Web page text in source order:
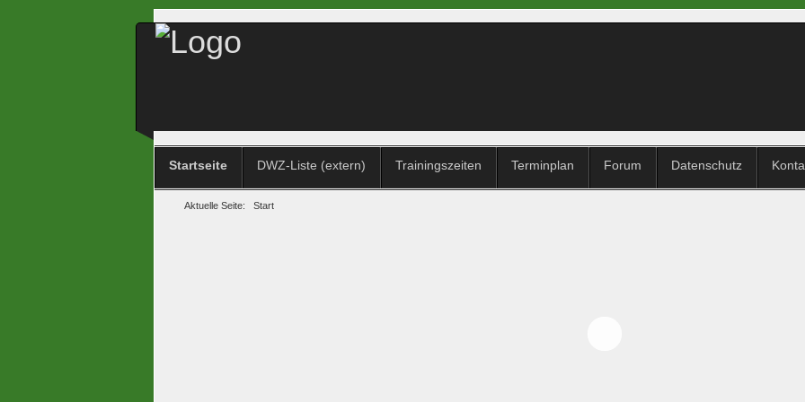
Startseite DWZ-Liste (extern) Trainingszeiten Terminplan Forum Datenschutz
Aktuelle Seite: Start